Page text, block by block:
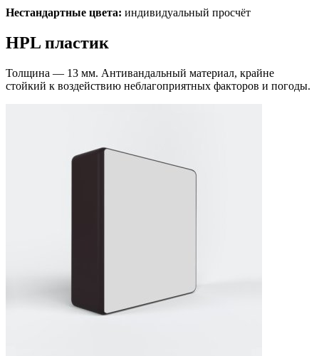
Нестандартные цвета: индивидуальный просчёт
HPL пластик
Толщина — 13 мм. Антивандальный материал, крайне
стойкий к воздействию неблагоприятных факторов и погоды.